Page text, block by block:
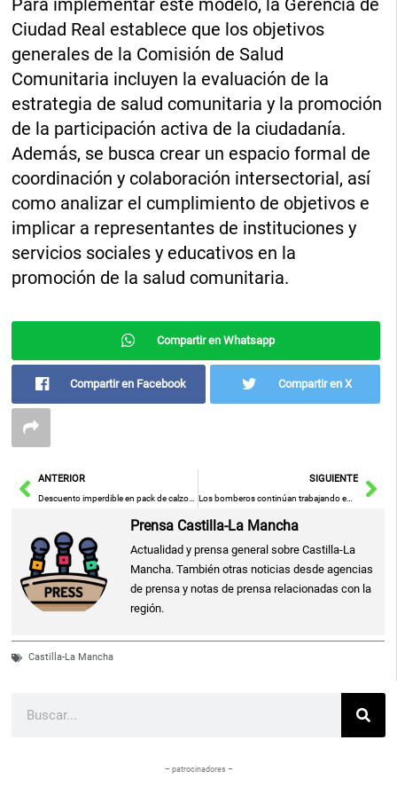
Para implementar este modelo, la Gerencia de
Ciudad Real establece que los objetivos
generales de la Comisión de Salud
Comunitaria incluyen la evaluación de la
estrategia de salud comunitaria y la promoción
de la participación activa de la ciudadanía.
Además, se busca crear un espacio formal de
coordinación y colaboración intersectorial, así
como analizar el cumplimiento de objetivos e
implicar a representantes de instituciones y
servicios sociales y educativos en la
promoción de la salud comunitaria.
Compartir en Whatsapp
Compartir en Facebook Compartir en X
AntANTERIOR
Descuento imperdible en pack de calzoncillos Calvin Klein este Amazon Prime Day
SIGUIENTE
Los bomberos continúan trabajando en la nave del polígono Ródano de Azuqueca tras el incendio del pasado viernes
Prensa Castilla-La Mancha
Actualidad y prensa general sobre Castilla-La
Mancha. También otras noticias desde agencias
de prensa y notas de prensa relacionadas con la
región.
Castilla-La Mancha
– patrocinadores –